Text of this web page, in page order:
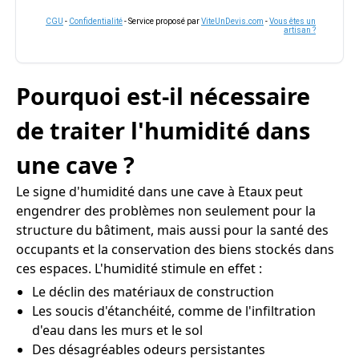
CGU - Confidentialité- Service proposé parViteUnDevis.com -Vous êtes un
artisan ?
Pourquoi est-il nécessaire
de traiter l'humidité dans
une cave ?
Le signe d'humidité dans une cave à Etaux peut
engendrer des problèmes non seulement pour la
structure du bâtiment, mais aussi pour la santé des
occupants et la conservation des biens stockés dans
ces espaces. L'humidité stimule en effet :
Le déclin des matériaux de construction
Les soucis d'étanchéité, comme de l'infiltration
d'eau dans les murs et le sol
Des désagréables odeurs persistantes